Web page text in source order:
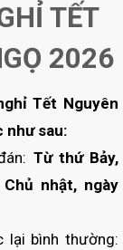
TẾT
2026
Tết Nguyên
như sau:
Từ thứ Bảy,
nhật, ngày
lại bình thường: